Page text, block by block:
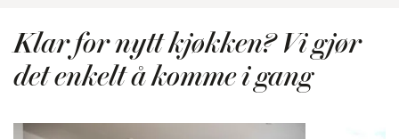
Klar for nytt kjøkken? Vi gjør
det enkelt å komme i gang